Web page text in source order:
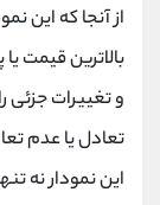
از آنجا که این
بالاترین قیمت
و تغییرات جزئی
تعادل یا عدم
این نمودار نه